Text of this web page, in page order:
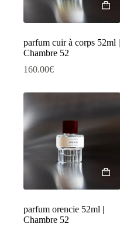
parfum cuir à corps 52ml |
Chambre 52
160.00€
parfum orencie 52ml |
Chambre 52